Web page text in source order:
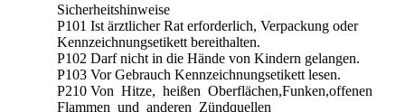
Sicherheitshinweise
P101 Ist ärztlicher Rat erforderlich, Verpackung oder
Kennzeichnungsetikett bereithalten.
P102 Darf nicht in die Hände von Kindern gelangen.
P103 Vor Gebrauch Kennzeichnungsetikett lesen.
P210 Von Hitze, heißen Oberflächen,Funken,offenen
Flammen und anderen Zündquellen